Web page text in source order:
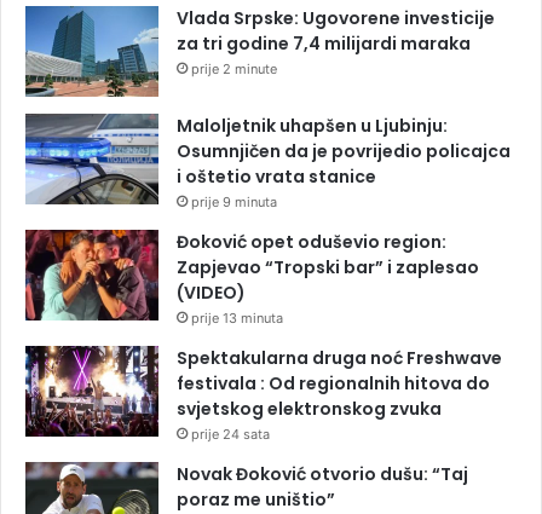
Vlada Srpske: Ugovorene investicije
za tri godine 7,4 milijardi maraka
prije 2 minute
Maloljetnik uhapšen u Ljubinju:
Osumnjičen da je povrijedio policajca
i oštetio vrata stanice
prije 9 minuta
Đoković opet oduševio region:
Zapjevao “Tropski bar” i zaplesao
(VIDEO)
prije 13 minuta
Spektakularna druga noć Freshwave
festivala : Od regionalnih hitova do
svjetskog elektronskog zvuka
prije 24 sata
Novak Đoković otvorio dušu: “Taj
poraz me uništio”